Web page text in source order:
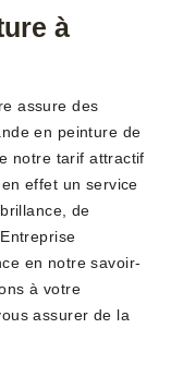
à
assure des
en peinture de
notre tarif attractif
effet un service
de
en notre savoir-
à votre
assurer de la